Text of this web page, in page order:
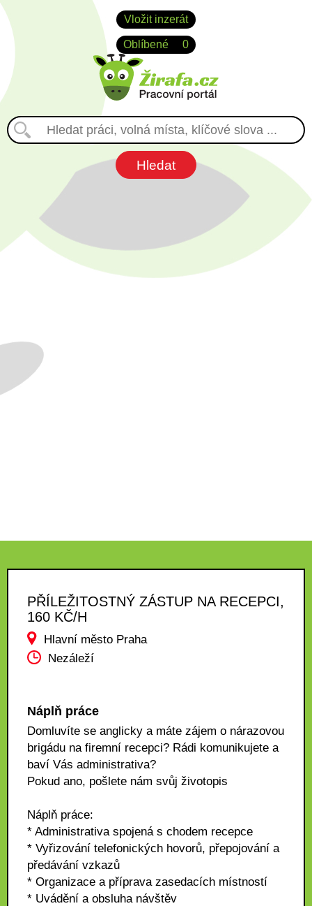
Vložit inzerát
Oblíbené 0
PŘÍLEŽITOSTNÝ ZÁSTUP NA RECEPCI,
160 KČ/H
Hlavní město Praha
Nezáleží
Náplň práce
Domluvíte se anglicky a máte zájem o nárazovou
brigádu na firemní recepci? Rádi komunikujete a
baví Vás administrativa?
Pokud ano, pošlete nám svůj životopis
Náplň práce:
* Administrativa spojená s chodem recepce
* Vyřizování telefonických hovorů, přepojování a
předávání vzkazů
* Organizace a příprava zasedacích místností
* Uvádění a obsluha návštěv